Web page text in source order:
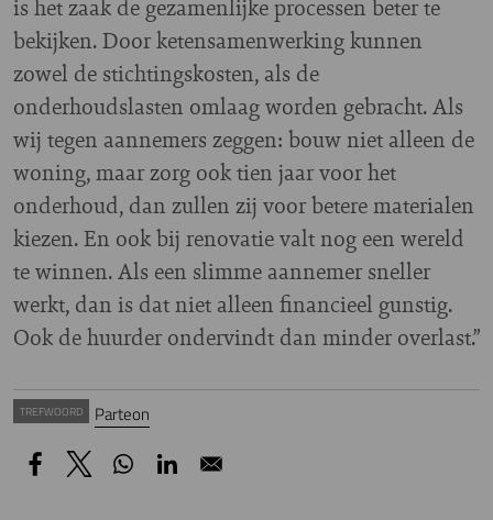
is het zaak de gezamenlijke processen beter te
bekijken. Door ketensamenwerking kunnen
zowel de stichtingskosten, als de
onderhoudslasten omlaag worden gebracht. Als
wij tegen aannemers zeggen: bouw niet alleen de
woning, maar zorg ook tien jaar voor het
onderhoud, dan zullen zij voor betere materialen
kiezen. En ook bij renovatie valt nog een wereld
te winnen. Als een slimme aannemer sneller
werkt, dan is dat niet alleen financieel gunstig.
Ook de huurder ondervindt dan minder overlast.”
TREFWOORD Parteon